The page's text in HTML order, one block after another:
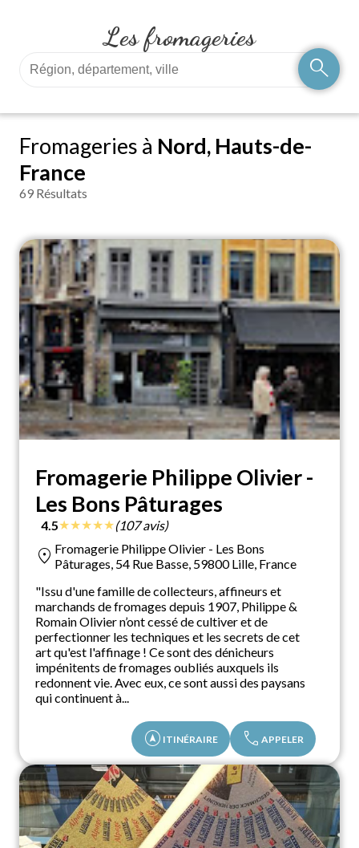
Les fromageries
search
Fromageries à Nord, Hauts-de-
France
69 Résultats
Fromagerie Philippe Olivier -
Les Bons Pâturages
4.5★★★★★(107 avis)
location_on Fromagerie Philippe Olivier - Les Bons
Pâturages, 54 Rue Basse, 59800 Lille, France
"Issu d'une famille de collecteurs, affineurs et
marchands de fromages depuis 1907, Philippe &
Romain Olivier n’ont cessé de cultiver et de
perfectionner les techniques et les secrets de cet
art qu'est l'affinage ! Ce sont des dénicheurs
impénitents de fromages oubliés auxquels ils
redonnent vie. Avec eux, ce sont aussi des paysans
qui continuent à...
assistant_navigation ITINÉRAIRE call APPELER